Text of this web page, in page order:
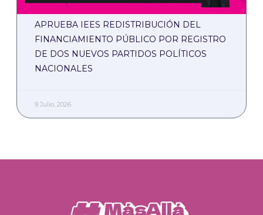
APRUEBA IEES REDISTRIBUCIÓN DEL
FINANCIAMIENTO PÚBLICO POR REGISTRO
DE DOS NUEVOS PARTIDOS POLÍTICOS
NACIONALES
9 Julio, 2026